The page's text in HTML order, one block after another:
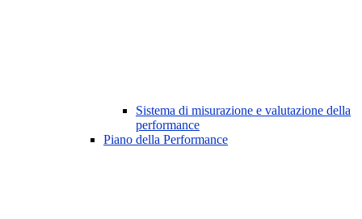
Sistema di misurazione e valutazione della
performance
Piano della Performance